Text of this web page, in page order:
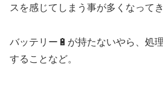
スを感じてしまう事が多くなって
バッテリー🔋が持たないやら、処
することなど。